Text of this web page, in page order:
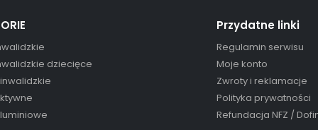
dziecięce
Przydatne linki
Regulamin serwisu
Moje konto
Zwroty i reklamacje
Polityka prywatności
Refundacja NFZ /